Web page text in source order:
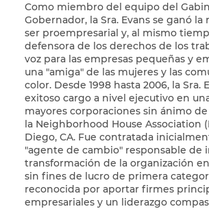
Como miembro del equipo del
Gobernador, la Sra. Evans se ganó
ser proempresarial y, al mismo
defensora de los derechos de los
voz para las empresas pequeñas y
una "amiga" de las mujeres y las
color. Desde 1998 hasta 2006, la Sra.
exitoso cargo a nivel ejecutivo en
mayores corporaciones sin ánimo
la Neighborhood House Association
Diego, CA. Fue contratada
"agente de cambio" responsable de
transformación de la organización
sin fines de lucro de primera
reconocida por aportar firmes
empresariales y un liderazgo